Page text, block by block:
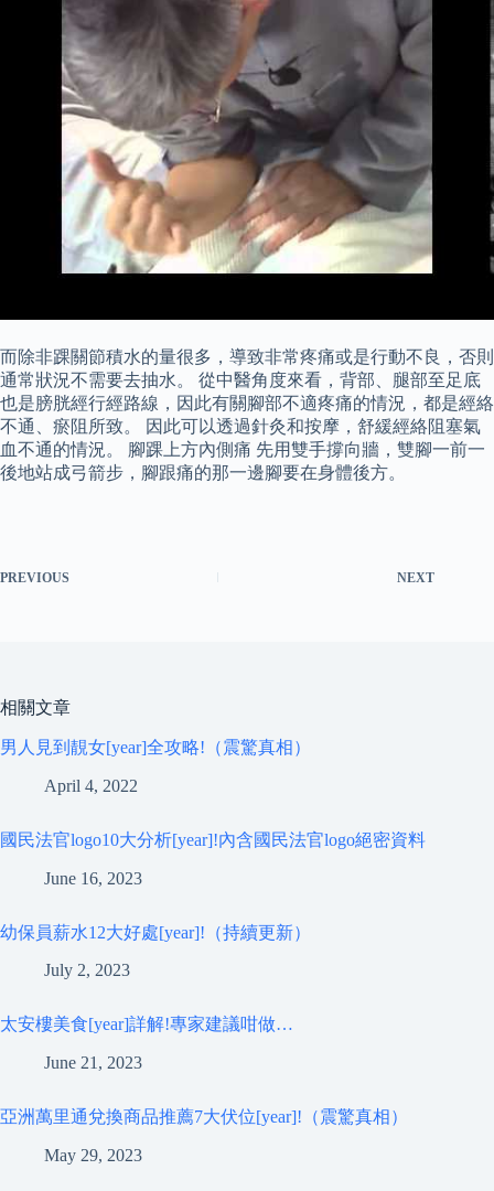
而除非踝關節積水的量很多，導致非常疼痛或是行動不良，否則
通常狀況不需要去抽水。 從中醫角度來看，背部、腿部至足底
也是膀胱經行經路線，因此有關腳部不適疼痛的情況，都是經絡
不通、瘀阻所致。 因此可以透過針灸和按摩，舒緩經絡阻塞氣
血不通的情況。 腳踝上方內側痛 先用雙手撐向牆，雙腳一前一
後地站成弓箭步，腳跟痛的那一邊腳要在身體後方。
PREVIOUS NEXT
相關文章
男人見到靚女[year]全攻略!（震驚真相）
April 4, 2022
國民法官logo10大分析[year]!內含國民法官logo絕密資料
June 16, 2023
幼保員薪水12大好處[year]!（持續更新）
July 2, 2023
太安樓美食[year]詳解!專家建議咁做…
June 21, 2023
亞洲萬里通兌換商品推薦7大伏位[year]!（震驚真相）
May 29, 2023